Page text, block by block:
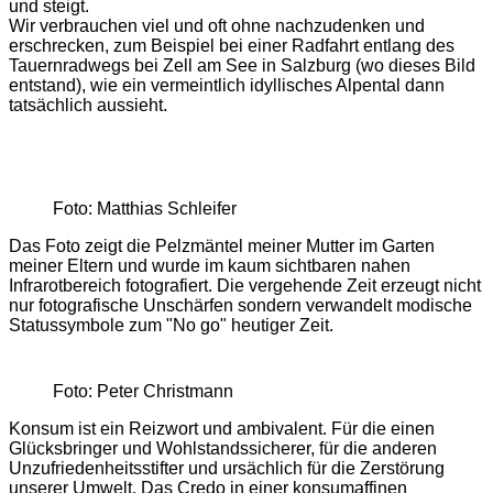
und steigt.
Wir verbrauchen viel und oft ohne nachzudenken und
erschrecken, zum Beispiel bei einer Radfahrt entlang des
Tauernradwegs bei Zell am See in Salzburg (wo dieses Bild
entstand), wie ein vermeintlich idyllisches Alpental dann
tatsächlich aussieht.
Foto: Matthias Schleifer
Das Foto zeigt die Pelzmäntel meiner Mutter im Garten
meiner Eltern und wurde im kaum sichtbaren nahen
Infrarotbereich fotografiert. Die vergehende Zeit erzeugt nicht
nur fotografische Unschärfen sondern verwandelt modische
Statussymbole zum "No go" heutiger Zeit.
Foto: Peter Christmann
Konsum ist ein Reizwort und ambivalent. Für die einen
Glücksbringer und Wohlstandssicherer, für die anderen
Unzufriedenheitsstifter und ursächlich für die Zerstörung
unserer Umwelt. Das Credo in einer konsumaffinen